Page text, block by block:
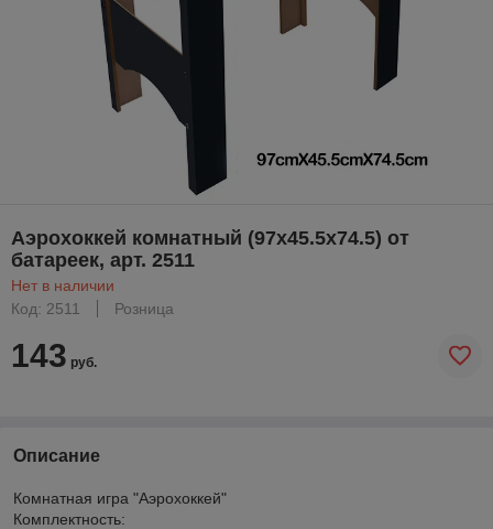
Аэрохоккей комнатный (97х45.5х74.5) от
батареек, арт. 2511
Нет в наличии
Код: 2511
Розница
143 руб.
Описание
Комнатная игра "Аэрохоккей"
Комплектность: